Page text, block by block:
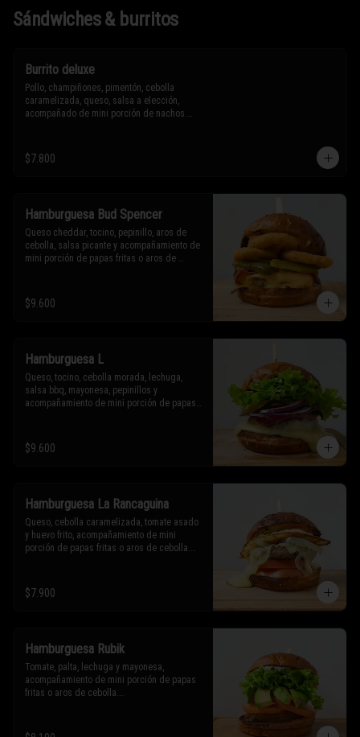
Sándwiches & burritos
Burrito deluxe
Pollo, champiñones, pimentón, cebolla
caramelizada, queso, salsa a elección,
acompañado de mini porción de nachos.
* Los ingredientes no son intercambiables.
Sólo puedes solicitar eliminar un
$7.800
Hamburguesa Bud Spencer
Queso cheddar, tocino, pepinillo, aros de
cebolla, salsa picante y acompañamiento de
mini porción de papas fritas o aros de
* Los ingredientes no son intercambiables.
Sólo puedes solicitar eliminar un
$9.600
Hamburguesa L
Queso, tocino, cebolla morada, lechuga,
salsa bbq, mayonesa, pepinillos y
acompañamiento de mini porción de papas
* Los ingredientes no son intercambiables.
Sólo puedes solicitar eliminar un
$9.600
Hamburguesa La Rancaguina
Queso, cebolla caramelizada, tomate asado
y huevo frito, acompañamiento de mini
porción de papas fritas o aros de cebolla.
Sólo puedes solicitar eliminar un
ingrediente.
$7.900
Hamburguesa Rubik
Tomate, palta, lechuga y mayonesa,
acompañamiento de mini porción de papas
fritas o aros de cebolla.
* Los ingredientes no son intercambiables.